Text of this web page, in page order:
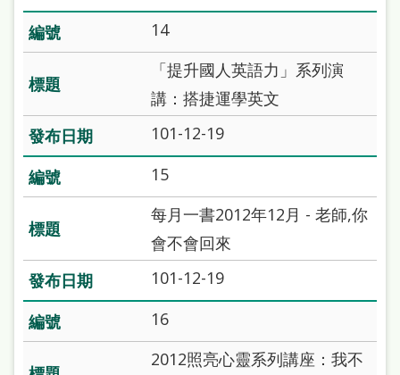
聯
絡
14
「提升國人英語力」系列演
講：搭捷運學英文
101-12-19
15
每月一書2012年12月 - 老師,你
會不會回來
101-12-19
16
2012照亮心靈系列講座：我不